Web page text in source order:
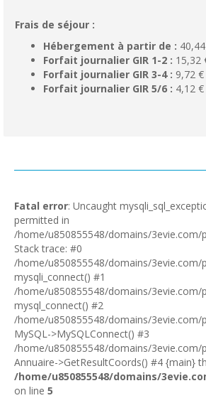
Frais de séjour :
Hébergement à partir de :
Forfait journalier GIR 1-2 : 15,32
Forfait journalier GIR 3-4 : 9,72 €
Forfait journalier GIR 5/6 : 4,12 €
Fatal error: Uncaught
permitted in
/home/u850855548/domains/3evie.com/
Stack trace: #0
/home/u850855548/domains/3evie.com/
mysqli_connect() #1
/home/u850855548/domains/3evie.com/
mysql_connect() #2
/home/u850855548/domains/3evie.com/
MySQL->MySQLConnect() #3
/home/u850855548/domains/3evie.com/
Annuaire->GetResultCoords() #4 {main}
/home/u850855548/domains/
on line 5